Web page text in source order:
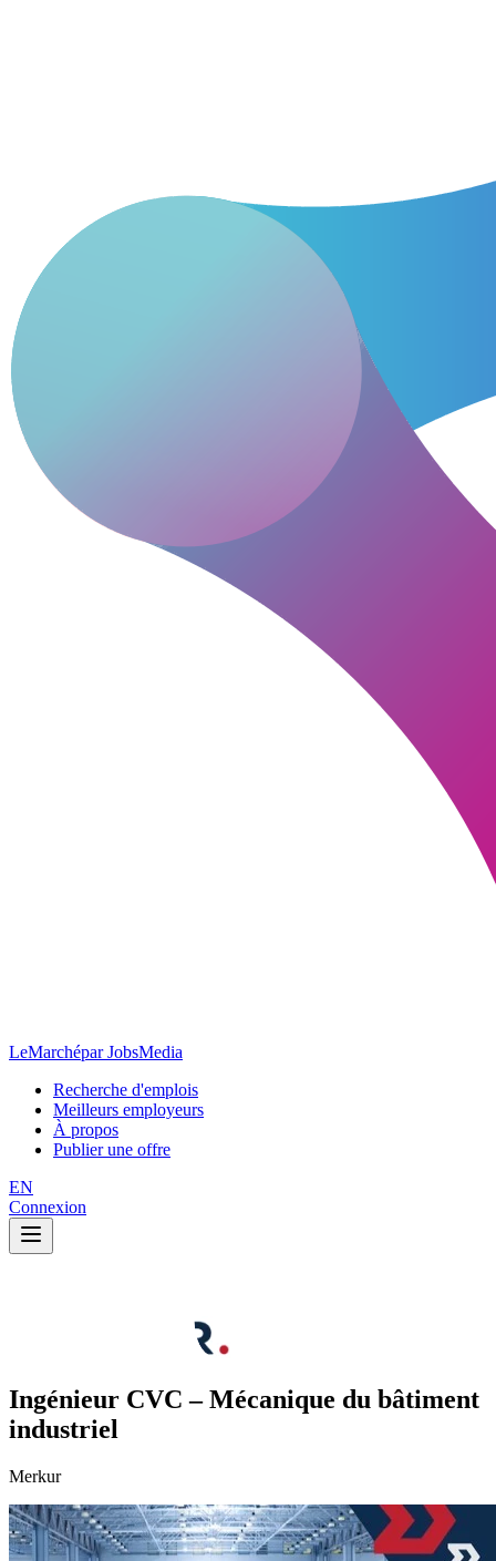
LeMarchépar JobsMedia
Recherche d'emplois
Meilleurs employeurs
À propos
Publier une offre
EN
Connexion
Ingénieur CVC – Mécanique du bâtiment
industriel
Merkur